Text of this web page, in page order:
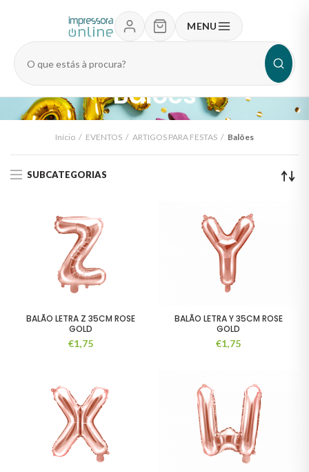
Pesquisar
produtos
MENU
Balões
Início EVENTOS ARTIGOS PARA FESTAS Balões
SUBCATEGORIAS
BALÃO LETRA Z 35CM ROSE
GOLD
€1,75
BALÃO LETRA Y 35CM ROSE
GOLD
€1,75